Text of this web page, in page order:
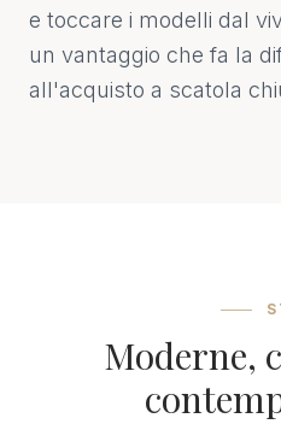
e toccare i modelli dal
un vantaggio che fa la
all'acquisto a scatola
Moderne,